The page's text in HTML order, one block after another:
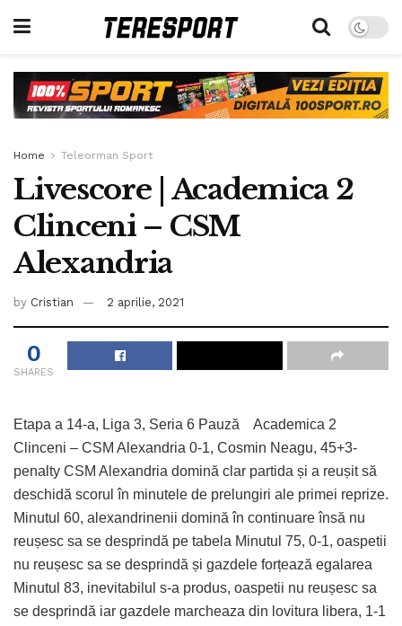
Home Teleorman Sport
Livescore | Academica 2
Clinceni – CSM
Alexandria
by Cristian 2 aprilie, 2021
0
SHARES
Etapa a 14-a, Liga 3, Seria 6 Pauză Academica 2
Clinceni – CSM Alexandria 0-1, Cosmin Neagu, 45+3-
penalty CSM Alexandria domină clar partida și a reușit să
deschidă scorul în minutele de prelungiri ale primei reprize.
Minutul 60, alexandrinenii domină în continuare însă nu
reușesc sa se desprindă pe tabela Minutul 75, 0-1, oaspetii
nu reușesc sa se desprindă și gazdele forțează egalarea
Minutul 83, inevitabilul s-a produs, oaspetii nu reușesc sa
se desprindă iar gazdele marcheaza din lovitura libera, 1-1